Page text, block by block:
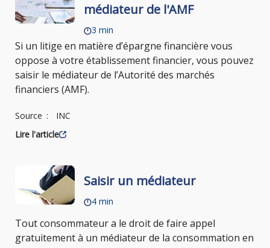
médiateur de l'AMF
3 min
Si un litige en matière d’épargne financière vous
oppose à votre établissement financier, vous pouvez
saisir le médiateur de l’Autorité des marchés
financiers (AMF).
Source
INC
Lire l'article
Saisir un médiateur
4 min
Tout consommateur a le droit de faire appel
gratuitement à un médiateur de la consommation en